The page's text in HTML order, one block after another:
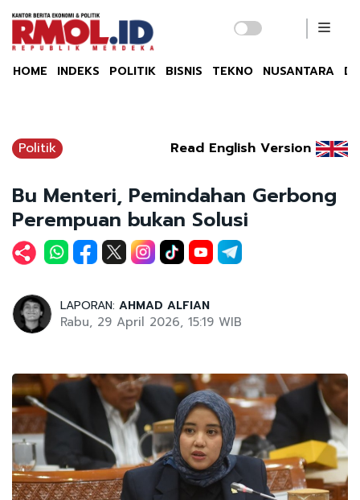
HOME INDEKS POLITIK BISNIS TEKNO NUSANTARA
Politik Read English Version
Bu Menteri, Pemindahan Gerbong
Perempuan bukan Solusi
LAPORAN: AHMAD ALFIAN
Rabu, 29 April 2026, 15:19 WIB